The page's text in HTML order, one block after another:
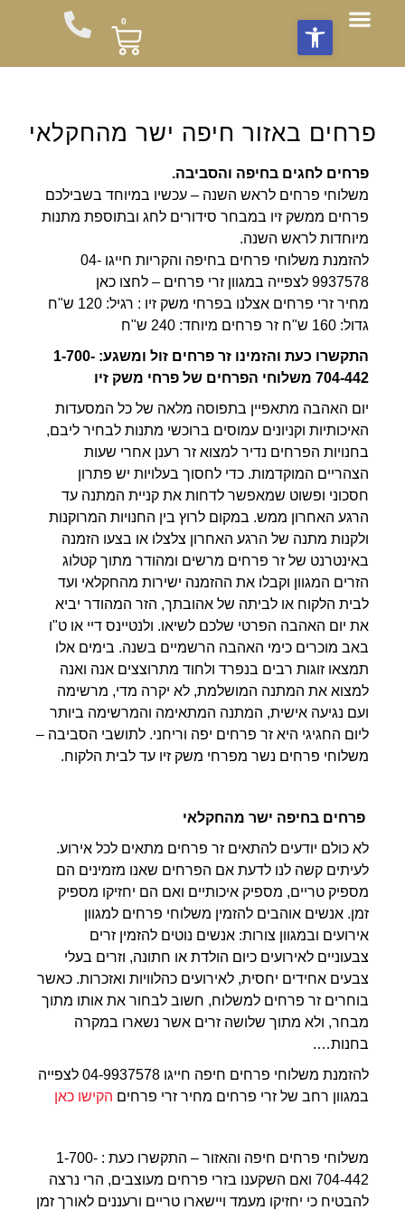
0
פרחים באזור חיפה ישר מהחקלאי
פרחים לחגים בחיפה והסביבה.
משלוחי פרחים לראש השנה – עכשיו במיוחד בשבילכם
פרחים ממשק זיו במבחר סידורים לחג ובתוספת מתנות
מיוחדות לראש השנה.
להזמנת משלוחי פרחים בחיפה והקריות חייגו 04-
9937578 לצפייה במגוון זרי פרחים – לחצו כאן
מחיר זרי פרחים אצלנו בפרחי משק זיו : רגיל: 120 ש"ח
גדול: 160 ש"ח זר פרחים מיוחד: 240 ש"ח
התקשרו כעת והזמינו זר פרחים זול ומשגע: 1-700-
704-442 משלוחי הפרחים של פרחי משק זיו
יום האהבה מתאפיין בתפוסה מלאה של כל המסעדות
האיכותיות וקניונים עמוסים ברוכשי מתנות לבחיר ליבם,
בחנויות הפרחים נדיר למצוא זר רענן אחרי שעות
הצהריים המוקדמות. כדי לחסוך בעלויות יש פתרון
חסכוני ופשוט שמאפשר לדחות את קניית המתנה עד
הרגע האחרון ממש. במקום לרוץ בין החנויות המרוקנות
ולקנות מתנה של הרגע האחרון צלצלו או בצעו הזמנה
באינטרנט של זר פרחים מרשים ומהודר מתוך קטלוג
הזרים המגוון וקבלו את ההזמנה ישירות מהחקלאי ועד
לבית הלקוח או לביתה של אהובתך, הזר המהודר יביא
את יום האהבה הפרטי שלכם לשיאו. ולנטיינס דיי או ט"ו
באב מוכרים כימי האהבה הרשמיים בשנה. בימים אלו
תמצאו זוגות רבים בנפרד ולחוד מתרוצצים אנה ואנה
למצוא את המתנה המושלמת, לא יקרה מדי, מרשימה
ועם נגיעה אישית, המתנה המתאימה והמרשימה ביותר
ליום החגיגי היא זר פרחים יפה וריחני. לתושבי הסביבה –
משלוחי פרחים נשר מפרחי משק זיו עד לבית הלקוח.
פרחים בחיפה ישר מהחקלאי
לא כולם יודעים להתאים זר פרחים מתאים לכל אירוע.
לעיתים קשה לנו לדעת אם הפרחים שאנו מזמינים הם
מספיק טריים, מספיק איכותיים ואם הם יחזיקו מספיק
זמן. אנשים אוהבים להזמין משלוחי פרחים למגוון
אירועים ובמגוון צורות: אנשים נוטים להזמין זרים
צבעוניים לאירועים כיום הולדת או חתונה, וזרים בעלי
צבעים אחידים יחסית, לאירועים כהלוויות ואזכרות. כאשר
בוחרים זר פרחים למשלוח, חשוב לבחור את אותו מתוך
מבחר, ולא מתוך שלושה זרים אשר נשארו במקרה
בחנות….
להזמנת משלוחי פרחים חיפה חייגו 04-9937578 לצפייה
במגוון רחב של זרי פרחים מחיר זרי פרחים הקישו כאן
משלוחי פרחים חיפה והאזור – התקשרו כעת : 1-700-
704-442 ואם השקענו בזרי פרחים מעוצבים, הרי נרצה
להבטיח כי יחזיקו מעמד ויישארו טריים ורעננים לאורך זמן
פתח סרגל נגישות